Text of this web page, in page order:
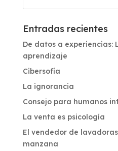
Entradas recientes
De datos a experiencias:
aprendizaje
Cibersofía
La ignorancia
Consejo para humanos
La venta es psicología
El vendedor de
manzana